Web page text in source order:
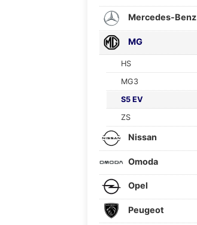
Mercedes-Benz
MG
HS
MG3
S5 EV
ZS
Nissan
Omoda
Opel
Peugeot